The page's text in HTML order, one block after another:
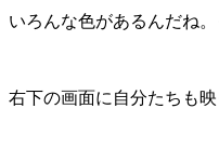
いろんな色があるんだね
右下の画面に自分たちも映